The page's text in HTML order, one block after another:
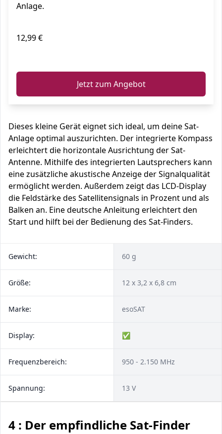
Anlage.
12,99 €
Jetzt zum Angebot
Dieses kleine Gerät eignet sich ideal, um deine Sat-
Anlage optimal auszurichten. Der integrierte Kompass
erleichtert die horizontale Ausrichtung der Sat-
Antenne. Mithilfe des integrierten Lautsprechers kann
eine zusätzliche akustische Anzeige der Signalqualität
ermöglicht werden. Außerdem zeigt das LCD-Display
die Feldstärke des Satellitensignals in Prozent und als
Balken an. Eine deutsche Anleitung erleichtert den
Start und hilft bei der Bedienung des Sat-Finders.
Gewicht: 60 g
Größe: 12 x 3,2 x 6,8 cm
Marke: esoSAT
Display: ✅
Frequenzbereich: 950 - 2.150 MHz
Spannung: 13 V
4 : Der empfindliche Sat-Finder